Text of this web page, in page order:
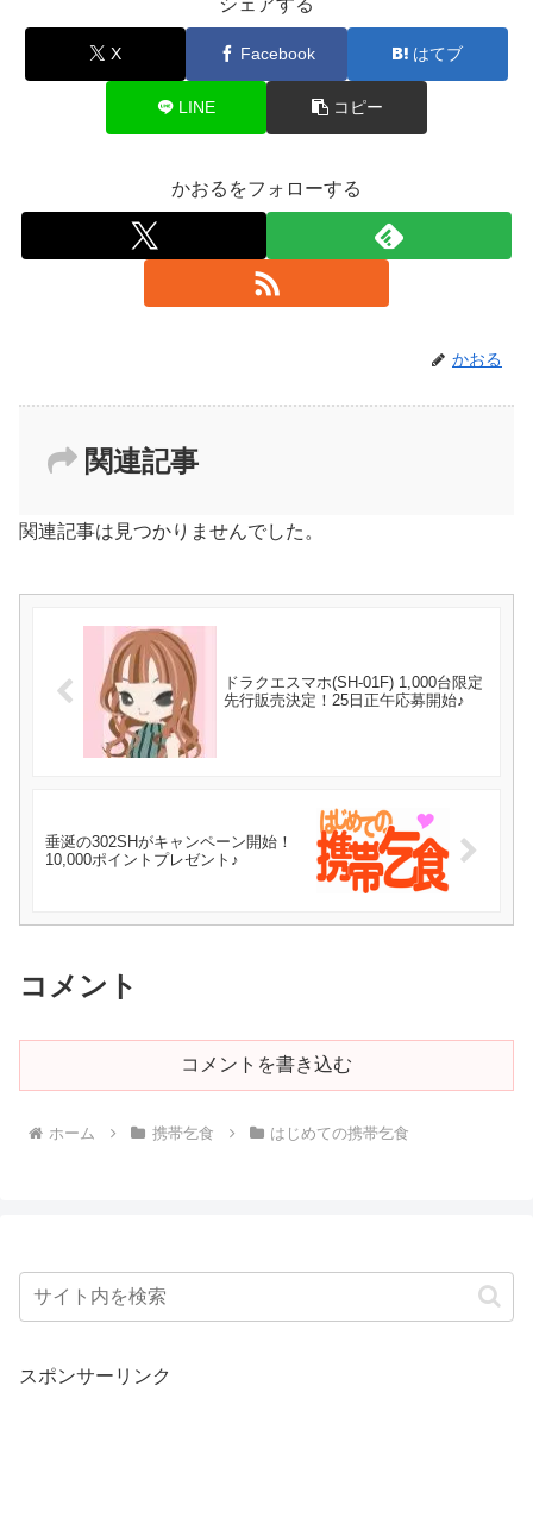
シェアする
X Facebook はてブ
LINE コピー
かおるをフォローする
かおる
関連記事
関連記事は見つかりませんでした。
ドラクエスマホ(SH-01F) 1,000台限定
先行販売決定！25日正午応募開始♪
垂涎の302SHがキャンペーン開始！
10,000ポイントプレゼント♪
コメント
コメントを書き込む
ホーム 携帯乞食 はじめての携帯乞食
スポンサーリンク